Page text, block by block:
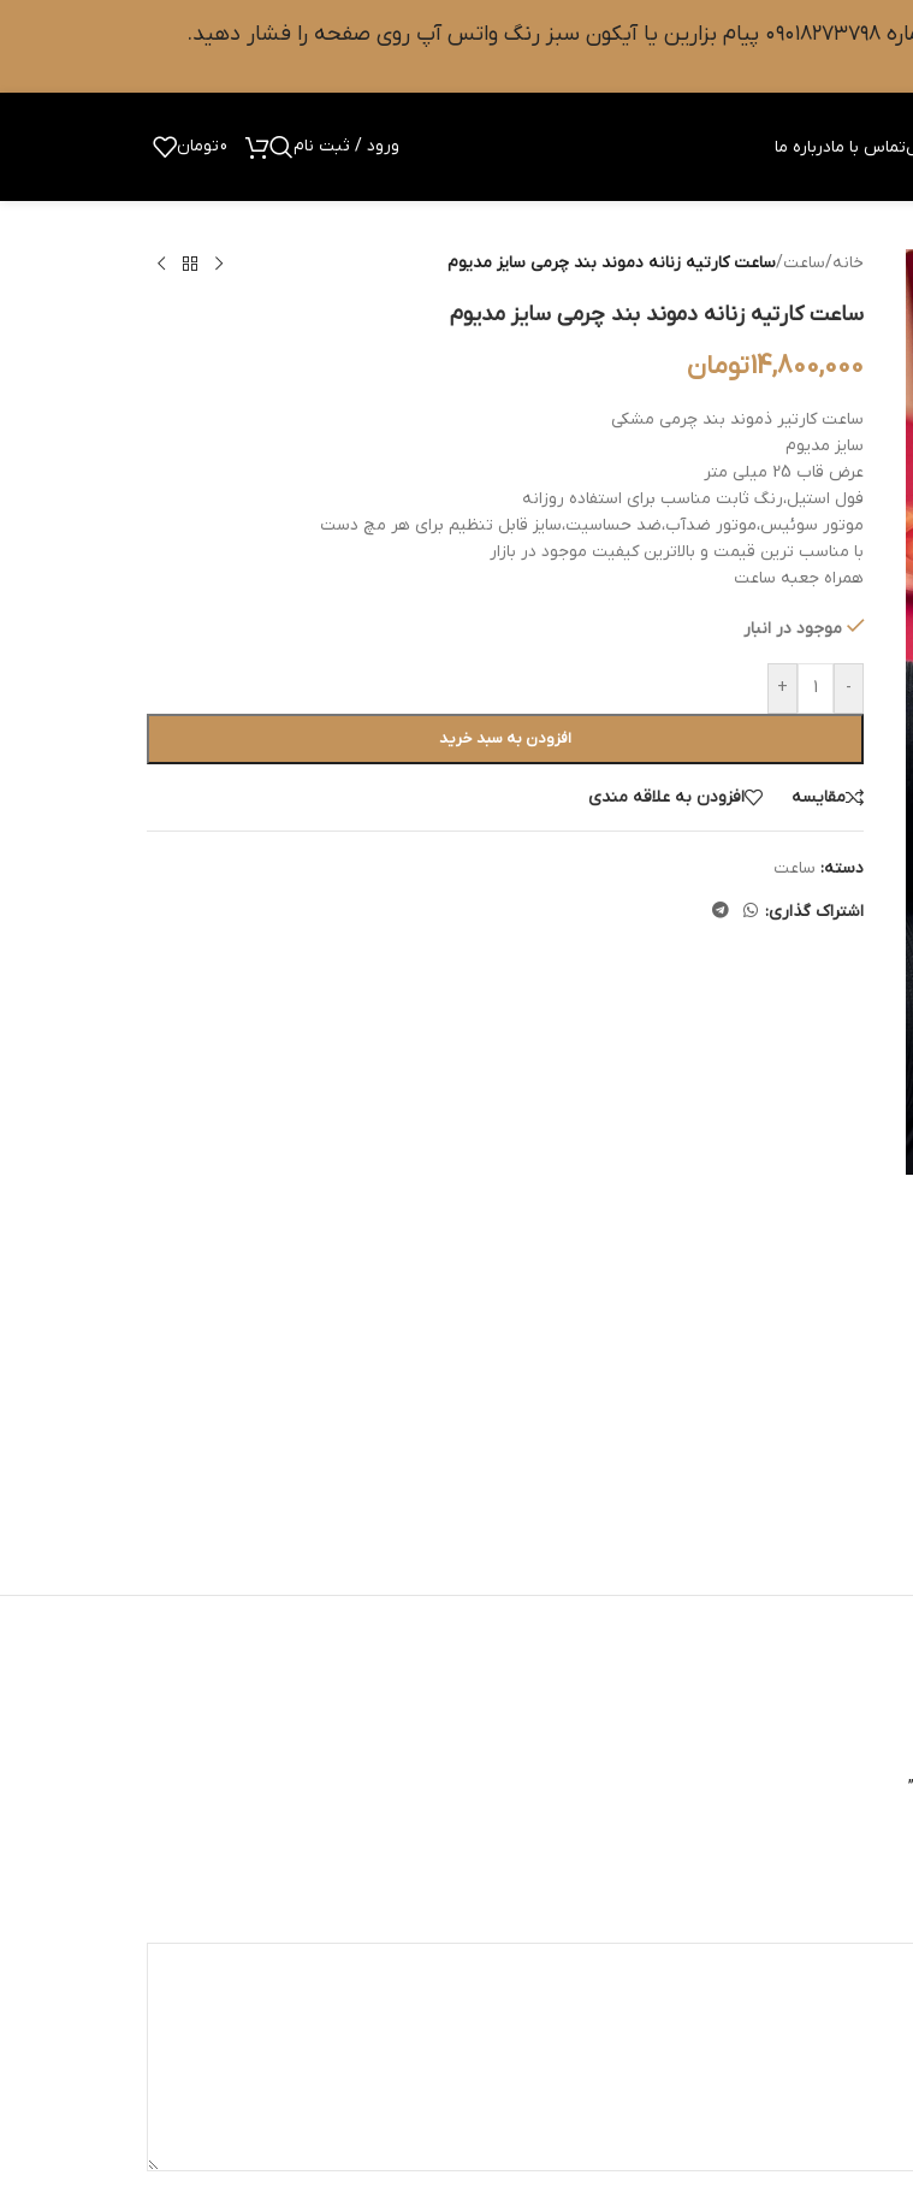
تماس با مادرباره ما ورود / ثبت نام 0تومان
خانه/ساعت/ساعت کارتیه زنانه دموند بند چرمی سایز مدیوم
ساعت کارتیه زنانه دموند بند چرمی سایز مدیوم
14,800,000تومان
ساعت کارتیر ذموند بند چرمی مشکی
سایز مدیوم
عرض قاب 25 میلی متر
فول استیل،رنگ ثابت مناسب برای استفاده روزانه
موتور سوئیس،موتور ضدآب،ضد حساسیت،سایز قابل تنظیم برای هر مچ دست
با مناسب ترین قیمت و بالاترین کیفیت موجود در بازار
همراه جعبه ساعت
موجود در انبار
-
+
افزودن به سبد خرید
مقایسه افزودن به علاقه مندی
دسته: ساعت
اشتراک گذاری: